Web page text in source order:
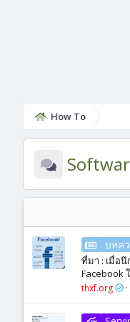
How To
บทค
ที่มา : เมื่อ
Facebook
thxf.org